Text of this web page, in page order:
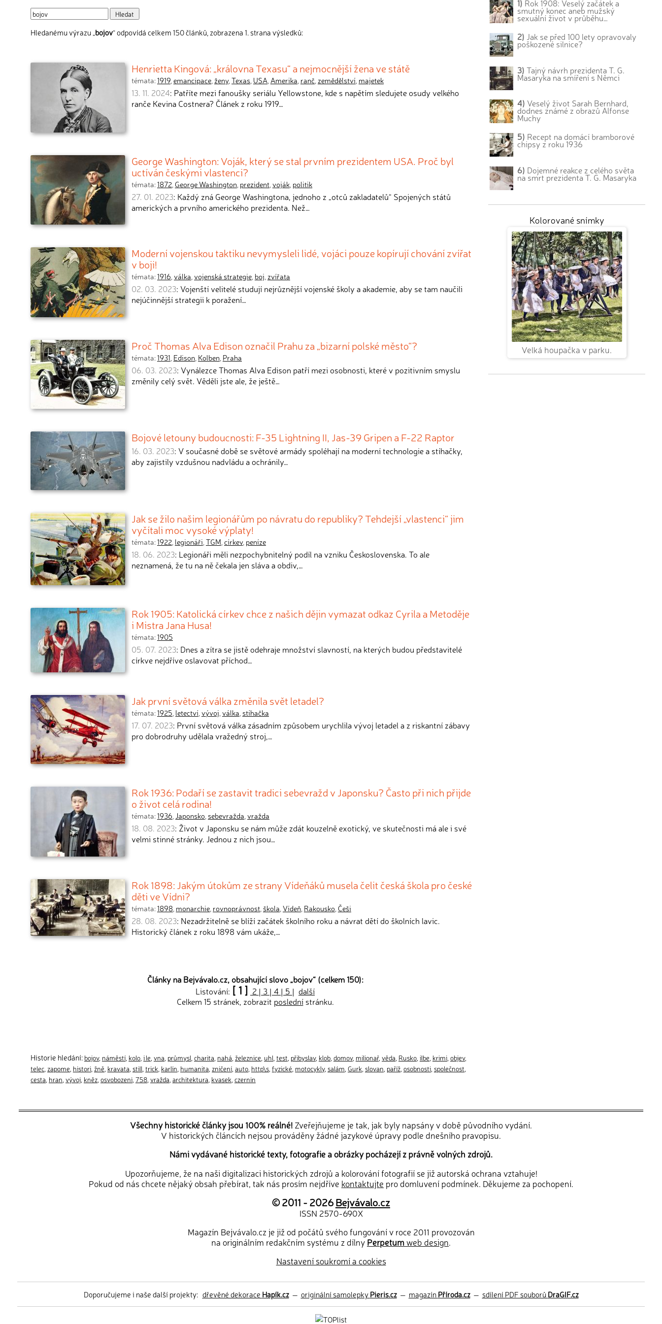
Hledanému výrazu „bojov“ odpovídá celkem 150 článků, zobrazena 1. strana výsledků:
Henrietta Kingová: „královna Texasu“ a nejmocnější žena ve státě
témata:1919,emancipace, ženy,Texas, USA,Amerika, ranč, zemědělství, majetek
13. 11. 2024: Patříte mezi fanoušky seriálu Yellowstone, kde s napětím sledujete osudy velkého
ranče Kevina Costnera? Článek z roku 1919…
George Washington: Voják, který se stal prvním prezidentem USA. Proč byl
uctíván českými vlastenci?
témata:1872,George Washington, prezident,voják, politik
27. 01. 2023: Každý zná George Washingtona, jednoho z „otců zakladatelů“ Spojených států
amerických a prvního amerického prezidenta. Než…
Moderní vojenskou taktiku nevymysleli lidé, vojáci pouze kopírují chování zvířat
v boji!
témata:1916,válka,vojenská strategie, boj, zvířata
02. 03. 2023: Vojenští velitelé studují nejrůznější vojenské školy a akademie, aby se tam naučili
nejúčinnější strategii k poražení…
Proč Thomas Alva Edison označil Prahu za „bizarní polské město“?
témata:1931, Edison, Kolben, Praha
06. 03. 2023: Vynálezce Thomas Alva Edison patří mezi osobnosti, které v pozitivním smyslu
změnily celý svět. Věděli jste ale, že ještě…
Bojové letouny budoucnosti: F-35 Lightning II, Jas-39 Gripen a F-22 Raptor
16. 03. 2023: V současné době se světové armády spoléhají na moderní technologie a stíhačky,
aby zajistily vzdušnou nadvládu a ochránily…
Jak se žilo našim legionářům po návratu do republiky? Tehdejší „vlastenci“ jim
vyčítali moc vysoké výplaty!
témata:1922, legionáři,TGM,církev, peníze
18. 06. 2023: Legionáři měli nezpochybnitelný podíl na vzniku Československa. To ale
neznamená, že tu na ně čekala jen sláva a obdiv,…
Rok 1905: Katolická církev chce z našich dějin vymazat odkaz Cyrila a Metoděje
i Mistra Jana Husa!
témata:1905
05. 07. 2023: Dnes a zítra se jistě odehraje množství slavností, na kterých budou představitelé
církve nejdříve oslavovat příchod…
Jak první světová válka změnila svět letadel?
témata:1925, letectví,vývoj,válka, stíhačka
17. 07. 2023: První světová válka zásadním způsobem urychlila vývoj letadel a z riskantní zábavy
pro dobrodruhy udělala vražedný stroj,…
Rok 1936: Podaří se zastavit tradici sebevražd v Japonsku? Často při nich přijde
o život celá rodina!
témata:1936,Japonsko, sebevražda,vražda
18. 08. 2023: Život v Japonsku se nám může zdát kouzelně exotický, ve skutečnosti má ale i své
velmi stinné stránky. Jednou z nich jsou…
Rok 1898: Jakým útokům ze strany Vídeňáků musela čelit česká škola pro české
děti ve Vídni?
témata:1898, monarchie, rovnoprávnost, škola,Vídeň, Rakousko,Češi
28. 08. 2023: Nezadržitelně se blíží začátek školního roku a návrat dětí do školních lavic.
Historický článek z roku 1898 vám ukáže,…
Články na Bejvávalo.cz, obsahující slovo „bojov“ (celkem 150):
Listování: [ 1 ] 2 | 3 | 4 | 5 | další
Celkem 15 stránek, zobrazit poslednístránku.
Historie hledání: bojov, náměstí kolo i le vna průmysl charita nahá železnice uhl test přibyslav, klob domov, milionař, věda Rusko ilbe krimi objev,
telec zapome histori žně kravata still trick karlín humanita zničení auto http\s fyzické motocykly, salám Gurk slovan paříž osobnosti společnost
cesta hran vývoj kněz osvobozeni 758 vražda architektura kvasek czernin
1) Rok 1908: Veselý začátek a
smutný konec aneb mužský
sexuální život v průběhu…
2) Jak se před 100 lety opravovaly
poškozené silnice?
3) Tajný návrh prezidenta T. G.
Masaryka na smíření s Němci
4) Veselý život Sarah Bernhard,
dodnes známé z obrazů Alfonse
Muchy
5) Recept na domácí bramborové
chipsy z roku 1936
6) Dojemné reakce z celého světa
na smrt prezidenta T. G. Masaryka
Kolorované snímky
Velká houpačka v parku.
Všechny historické články jsou 100% reálné! Zveřejňujeme je tak, jak byly napsány v době původního vydání.
V historických článcích nejsou prováděny žádné jazykové úpravy podle dnešního pravopisu.
Námi vydávané historické texty, fotografie a obrázky pocházejí z právně volných zdrojů.
Upozorňujeme, že na naši digitalizaci historických zdrojů a kolorování fotografií se již autorská ochrana vztahuje!
Pokud od nás chcete nějaký obsah přebírat, tak nás prosím nejdříve kontaktujte pro domluvení podmínek. Děkujeme za pochopení.
© 2011 - 2026Bejvávalo.cz
ISSN 2570-690X
Magazín Bejvávalo.cz je již od počátů svého fungování v roce 2011 provozován
na originálním redakčním systému z dílny Perpetumweb design.
Nastavení soukromí a cookies
Doporučujeme i naše další projekty: dřevěné dekorace Hapík.cz— originální samolepkyPieris.cz— magazínPříroda.cz— sdílení PDF souborůDraGIF.cz